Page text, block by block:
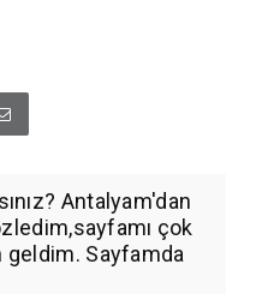
Antalyam'dan
çok
Sayfamda